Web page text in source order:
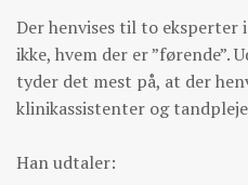
Der henvises til to
ikke, hvem der er
tyder det mest på, at der
klinikassistenter og
Han udtaler: